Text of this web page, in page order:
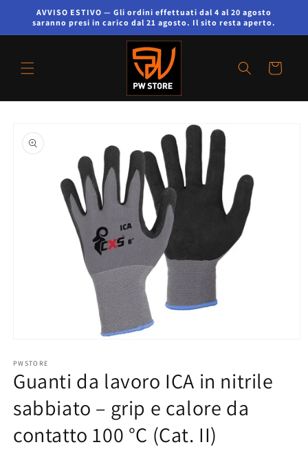
AVVISO ESTIVO — Gli ordini effettuati dal 4 al 20 agosto
saranno presi in carico dal 21 agosto. Il sito resta aperto.
Carrello
informazioni
sul prodotto
multimediali
1
finestra
modale
PWSTORE
Guanti da lavoro ICA in nitrile
sabbiato – grip e calore da
contatto 100 °C (Cat. II)